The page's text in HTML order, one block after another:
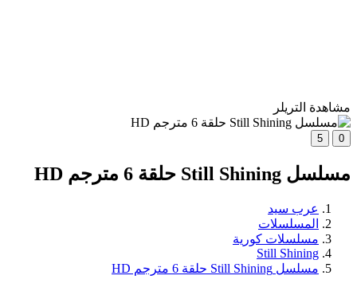
مشاهدة التريلر
0
5
مسلسل Still Shining حلقة 6 مترجم HD
عرب سيد
المسلسلات
مسلسلات كورية
Still Shining
مسلسل Still Shining حلقة 6 مترجم HD